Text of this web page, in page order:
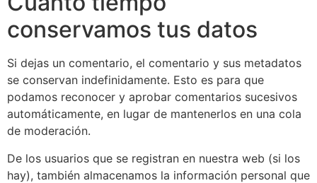
conservamos tus datos
Si dejas un comentario, el comentario y sus metadatos
se conservan indefinidamente. Esto es para que
podamos reconocer y aprobar comentarios sucesivos
automáticamente, en lugar de mantenerlos en una cola
de moderación.
De los usuarios que se registran en nuestra web (si los
hay), también almacenamos la información personal que